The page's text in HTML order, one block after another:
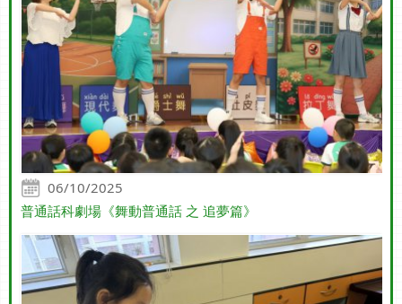
06/10/2025
普通話科劇場《舞動普通話 之 追夢篇》